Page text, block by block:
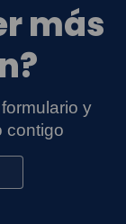
más
y
contigo